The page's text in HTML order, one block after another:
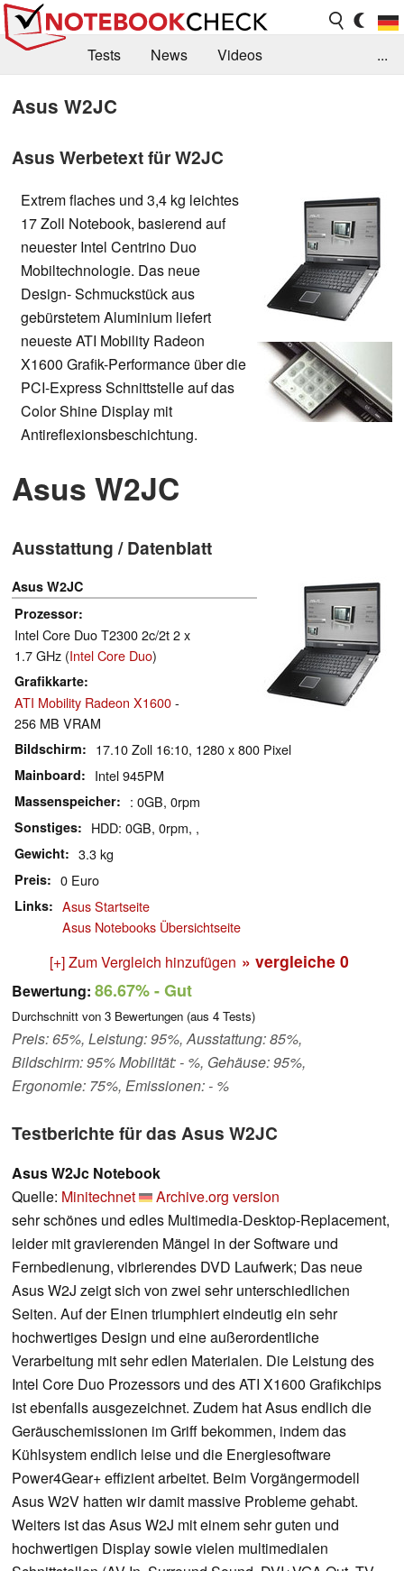
Tests News
Videos
...
Asus W2JC
Asus Werbetext für W2JC
Extrem flaches und 3,4 kg leichtes
17 Zoll Notebook, basierend auf
neuester Intel Centrino Duo
Mobiltechnologie. Das neue
Design- Schmuckstück aus
gebürstetem Aluminium liefert
neueste ATI Mobility Radeon
X1600 Grafik-Performance über die
PCI-Express Schnittstelle auf das
Color Shine Display mit
Antireflexionsbeschichtung.
Asus W2JC
Ausstattung / Datenblatt
Asus W2JC
Prozessor
Intel Core Duo T2300 2c/2t 2 x
1.7 GHz (Intel Core Duo)
Grafikkarte
ATI Mobility Radeon X1600-
256 MB VRAM
Bildschirm 17.10 Zoll 16:10, 1280 x 800 Pixel
Mainboard Intel 945PM
Massenspeicher : 0GB, 0rpm
Sonstiges HDD: 0GB, 0rpm, ,
Gewicht 3.3 kg
Preis 0 Euro
Links
Asus Startseite
Asus Notebooks Übersichtseite
[+] Zum Vergleich hinzufügen » vergleiche 0
Bewertung: 86.67%- Gut
Durchschnitt von 3 Bewertungen (aus 4 Tests)
Preis: 65%, Leistung: 95%, Ausstattung: 85%,
Bildschirm: 95% Mobilität: - %, Gehäuse: 95%,
Ergonomie: 75%, Emissionen: - %
Testberichte für das Asus W2JC
Asus W2Jc Notebook
Quelle: Minitechnet
Archive.org version
sehr schönes und edles Multimedia-Desktop-Replacement,
leider mit gravierenden Mängel in der Software und
Fernbedienung, vibrierendes DVD Laufwerk; Das neue
Asus W2J zeigt sich von zwei sehr unterschiedlichen
Seiten. Auf der Einen triumphiert eindeutig ein sehr
hochwertiges Design und eine außerordentliche
Verarbeitung mit sehr edlen Materialen. Die Leistung des
Intel Core Duo Prozessors und des ATI X1600 Grafikchips
ist ebenfalls ausgezeichnet. Zudem hat Asus endlich die
Geräuschemissionen im Griff bekommen, indem das
Kühlsystem endlich leise und die Energiesoftware
Power4Gear+ effizient arbeitet. Beim Vorgängermodell
Asus W2V hatten wir damit massive Probleme gehabt.
Weiters ist das Asus W2J mit einem sehr guten und
hochwertigen Display sowie vielen multimedialen